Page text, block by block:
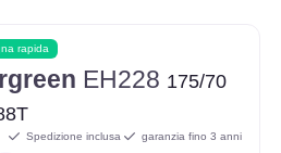
rapida
EH228 175/70
Spedizione inclusa garanzia fino 3 anni